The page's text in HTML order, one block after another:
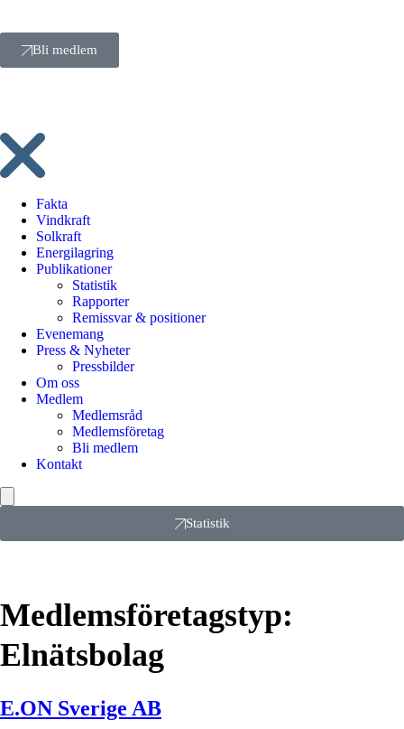
Bli medlem
Fakta
Vindkraft
Solkraft
Energilagring
Publikationer
Statistik
Rapporter
Remissvar & positioner
Evenemang
Press & Nyheter
Pressbilder
Om oss
Medlem
Medlemsråd
Medlemsföretag
Bli medlem
Kontakt
Statistik
Medlemsföretagstyp:
Elnätsbolag
E.ON Sverige AB